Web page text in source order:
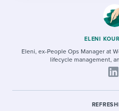
ELENI
Eleni, ex-People Ops Manager at
lifecycle management,